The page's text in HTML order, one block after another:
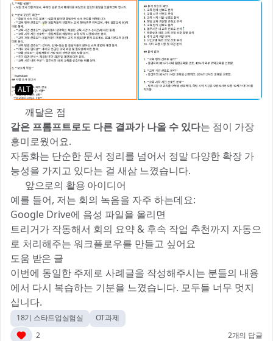
ALT
🎯 깨달은 점
같은 프롬프트로도 다른 결과가 나올 수 있다는 점이 가장
흥미로웠어요.
자동화는 단순한 문서 정리를 넘어서 정말 다양한 확장 가
능성을 가지고 있다는 걸 새삼 느꼈습니다.
🤖 앞으로의 활용 아이디어
예를 들어, 저는 회의 녹음을 자주 하는데요:
Google Drive에 음성 파일을 올리면
트리거가 작동해서 회의 요약 & 후속 작업 추천까지 자동으
로 처리해주는 워크플로우를 만들고 싶어요 🧠
도움 받은 글
이번에 동일한 주제로 사례글을 작성해주시는 분들의 내용
에서 다시 복습하는 기분을 느꼈습니다. 모두들 너무 멋지
십니다.😘
18기 스타트업실험실
OT과제
2
2개의 답글